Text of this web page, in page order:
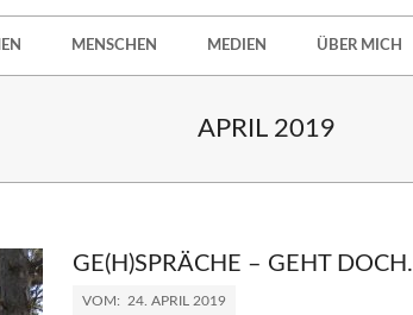
MENSCHEN MEDIEN ÜBER MICH
APRIL 2019
GE(H)SPRÄCHE – GEHT DOCH.
VOM: 24. APRIL 2019